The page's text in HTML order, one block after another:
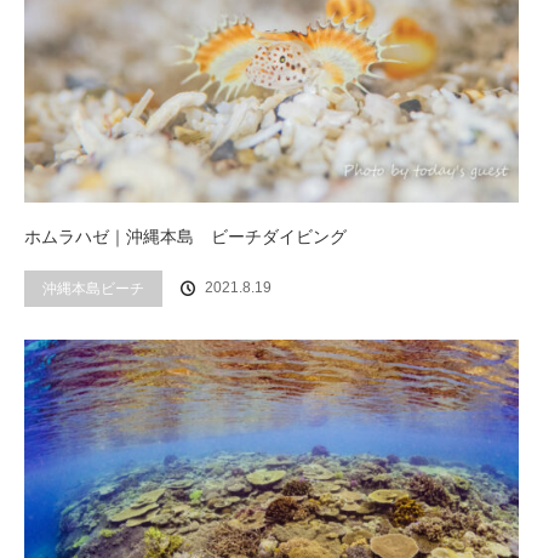
ホムラハゼ｜沖縄本島 ビーチダイビング
沖縄本島ビーチ 2021.8.19